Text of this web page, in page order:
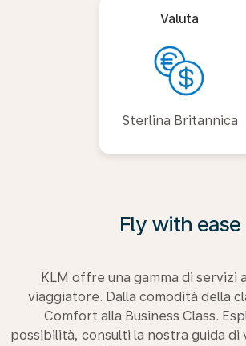
Valuta
Sterlina Britannica
Fly with ease
KLM offre una gamma di servizi
viaggiatore. Dalla comodità della
Comfort alla Business Class.
possibilità, consulti la nostra guida di